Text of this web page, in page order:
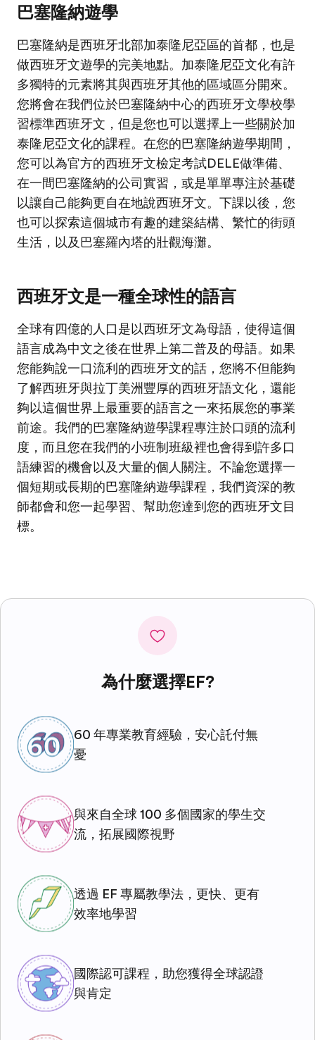
巴塞隆納遊學
巴塞隆納是西班牙北部加泰隆尼亞區的首都，也是
做西班牙文遊學的完美地點。加泰隆尼亞文化有許
多獨特的元素將其與西班牙其他的區域區分開來。
您將會在我們位於巴塞隆納中心的西班牙文學校學
習標準西班牙文，但是您也可以選擇上一些關於加
泰隆尼亞文化的課程。在您的巴塞隆納遊學期間，
您可以為官方的西班牙文檢定考試DELE做準備、
在一間巴塞隆納的公司實習，或是單單專注於基礎
以讓自己能夠更自在地說西班牙文。下課以後，您
也可以探索這個城市有趣的建築結構、繁忙的街頭
生活，以及巴塞羅內塔的壯觀海灘。
西班牙文是一種全球性的語言
全球有四億的人口是以西班牙文為母語，使得這個
語言成為中文之後在世界上第二普及的母語。如果
您能夠說一口流利的西班牙文的話，您將不但能夠
了解西班牙與拉丁美洲豐厚的西班牙語文化，還能
夠以這個世界上最重要的語言之一來拓展您的事業
前途。我們的巴塞隆納遊學課程專注於口頭的流利
度，而且您在我們的小班制班級裡也會得到許多口
語練習的機會以及大量的個人關注。不論您選擇一
個短期或長期的巴塞隆納遊學課程，我們資深的教
師都會和您一起學習、幫助您達到您的西班牙文目
標。
為什麼選擇EF?
60 年專業教育經驗，安心託付無
憂
與來自全球 100 多個國家的學生交
流，拓展國際視野
透過 EF 專屬教學法，更快、更有
效率地學習
國際認可課程，助您獲得全球認證
與肯定